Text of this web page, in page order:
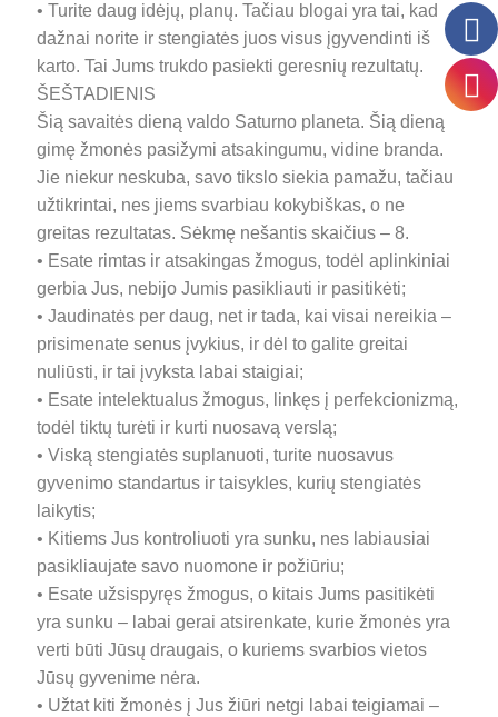
• Turite daug idėjų, planų. Tačiau blogai yra tai, kad
dažnai norite ir stengiatės juos visus įgyvendinti iš
karto. Tai Jums trukdo pasiekti geresnių rezultatų.
ŠEŠTADIENIS
Šią savaitės dieną valdo Saturno planeta. Šią dieną
gimę žmonės pasižymi atsakingumu, vidine branda.
Jie niekur neskuba, savo tikslo siekia pamažu, tačiau
užtikrintai, nes jiems svarbiau kokybiškas, o ne
greitas rezultatas. Sėkmę nešantis skaičius – 8.
• Esate rimtas ir atsakingas žmogus, todėl aplinkiniai
gerbia Jus, nebijo Jumis pasikliauti ir pasitikėti;
• Jaudinatės per daug, net ir tada, kai visai nereikia –
prisimenate senus įvykius, ir dėl to galite greitai
nuliūsti, ir tai įvyksta labai staigiai;
• Esate intelektualus žmogus, linkęs į perfekcionizmą,
todėl tiktų turėti ir kurti nuosavą verslą;
• Viską stengiatės suplanuoti, turite nuosavus
gyvenimo standartus ir taisykles, kurių stengiatės
laikytis;
• Kitiems Jus kontroliuoti yra sunku, nes labiausiai
pasikliaujate savo nuomone ir požiūriu;
• Esate užsispyręs žmogus, o kitais Jums pasitikėti
yra sunku – labai gerai atsirenkate, kurie žmonės yra
verti būti Jūsų draugais, o kuriems svarbios vietos
Jūsų gyvenime nėra.
• Užtat kiti žmonės į Jus žiūri netgi labai teigiamai –